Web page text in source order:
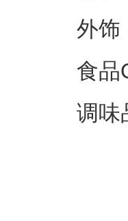
外饰
食品
调味